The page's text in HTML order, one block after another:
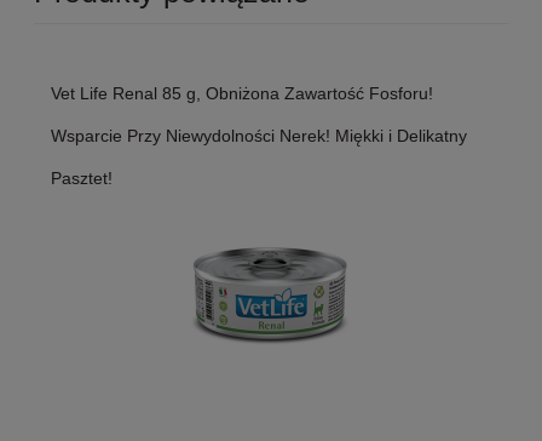
Vet Life Renal 85 g, Obniżona Zawartość Fosforu!
Wsparcie Przy Niewydolności Nerek! Miękki i Delikatny
Pasztet!